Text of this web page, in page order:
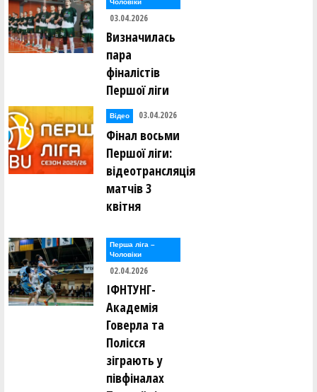
Чоловiки
03.04.2026
Визначилась
пара
фіналістів
Першої ліги
Відео 03.04.2026
Фінал восьми
Першої ліги:
відеотрансляція
матчів 3
квітня
Перша лiга –
Чоловiки
02.04.2026
ІФНТУНГ-
Академія
Говерла та
Полісся
зіграють у
півфіналах